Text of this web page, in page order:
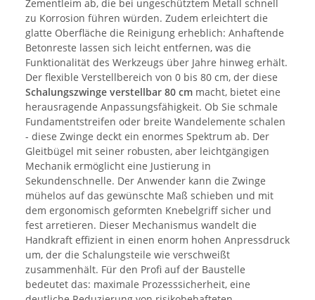
Zementleim ab, die bei ungeschütztem Metall schnell
zu Korrosion führen würden. Zudem erleichtert die
glatte Oberfläche die Reinigung erheblich: Anhaftende
Betonreste lassen sich leicht entfernen, was die
Funktionalität des Werkzeugs über Jahre hinweg erhält.
Der flexible Verstellbereich von 0 bis 80 cm, der diese
Schalungszwinge verstellbar 80 cm macht, bietet eine
herausragende Anpassungsfähigkeit. Ob Sie schmale
Fundamentstreifen oder breite Wandelemente schalen
- diese Zwinge deckt ein enormes Spektrum ab. Der
Gleitbügel mit seiner robusten, aber leichtgängigen
Mechanik ermöglicht eine Justierung in
Sekundenschnelle. Der Anwender kann die Zwinge
mühelos auf das gewünschte Maß schieben und mit
dem ergonomisch geformten Knebelgriff sicher und
fest arretieren. Dieser Mechanismus wandelt die
Handkraft effizient in einen enorm hohen Anpressdruck
um, der die Schalungsteile wie verschweißt
zusammenhält. Für den Profi auf der Baustelle
bedeutet das: maximale Prozesssicherheit, eine